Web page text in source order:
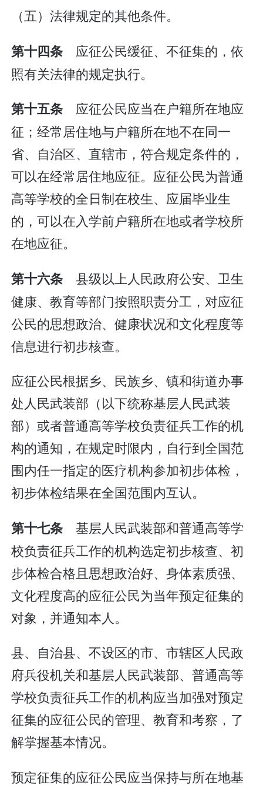
（五）法律规定的其他条件。
第十四条 应征公民缓征、不征集的，依
照有关法律的规定执行。
第十五条 应征公民应当在户籍所在地应
征；经常居住地与户籍所在地不在同一
省、自治区、直辖市，符合规定条件的，
可以在经常居住地应征。应征公民为普通
高等学校的全日制在校生、应届毕业生
的，可以在入学前户籍所在地或者学校所
在地应征。
第十六条 县级以上人民政府公安、卫生
健康、教育等部门按照职责分工，对应征
公民的思想政治、健康状况和文化程度等
信息进行初步核查。
应征公民根据乡、民族乡、镇和街道办事
处人民武装部（以下统称基层人民武装
部）或者普通高等学校负责征兵工作的机
构的通知，在规定时限内，自行到全国范
围内任一指定的医疗机构参加初步体检，
初步体检结果在全国范围内互认。
第十七条 基层人民武装部和普通高等学
校负责征兵工作的机构选定初步核查、初
步体检合格且思想政治好、身体素质强、
文化程度高的应征公民为当年预定征集的
对象，并通知本人。
县、自治县、不设区的市、市辖区人民政
府兵役机关和基层人民武装部、普通高等
学校负责征兵工作的机构应当加强对预定
征集的应征公民的管理、教育和考察，了
解掌握基本情况。
预定征集的应征公民应当保持与所在地基